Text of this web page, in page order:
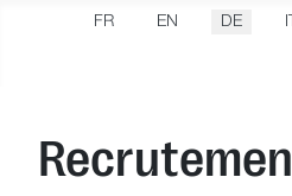
Sprache auswählen
FR EN DE